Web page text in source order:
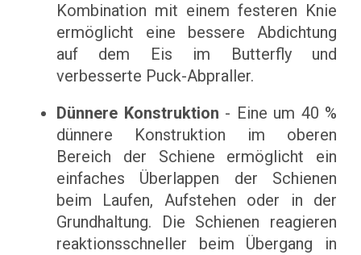
Kombination mit einem festeren Knie
ermöglicht eine bessere Abdichtung
auf dem Eis im Butterfly und
verbesserte Puck-Abpraller.
Dünnere Konstruktion - Eine um 40 %
dünnere Konstruktion im oberen
Bereich der Schiene ermöglicht ein
einfaches Überlappen der Schienen
beim Laufen, Aufstehen oder in der
Grundhaltung. Die Schienen reagieren
reaktionsschneller beim Übergang in